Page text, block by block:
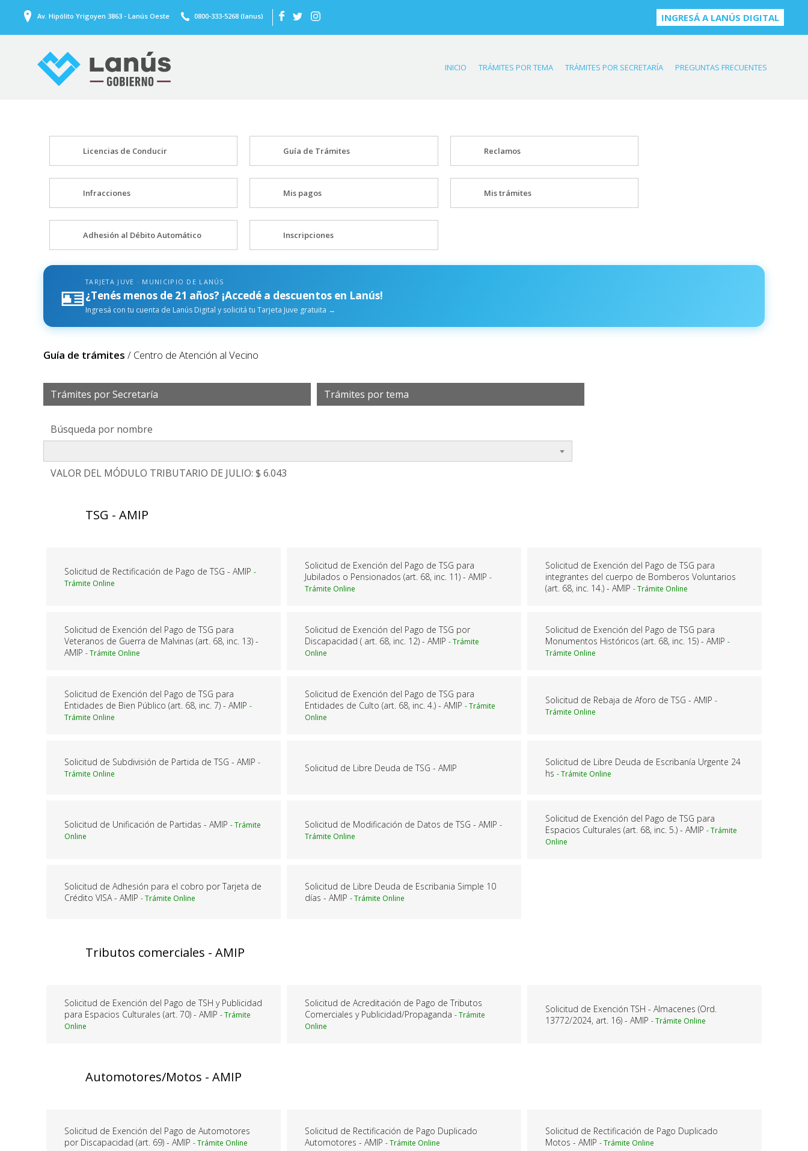
Av. Hipólito Yrigoyen 3863 - Lanús Oeste 0800-333-5268 (lanus) INGRESÁ A LANÚS DIGITAL
INICIO TRÁMITES POR TEMA TRÁMITES POR SECRETARÍA PREGUNTAS FRECUENTES
Licencias de Conducir Guía de Trámites Reclamos
Infracciones Mis pagos Mis trámites
Adhesión al Débito Automático Inscripciones
🪪TARJETA JUVE · MUNICIPIO DE LANÚS
¿Tenés menos de 21 años? ¡Accedé a descuentos en Lanús!
Ingresá con tu cuenta de Lanús Digital y solicitá tu Tarjeta Juve gratuita →
Guía de trámites / Centro de Atención al Vecino
Trámites por Secretaría Trámites por tema
Búsqueda por nombre
VALOR DEL MÓDULO TRIBUTARIO DE JULIO: $ 6.043
TSG - AMIP
Solicitud de Rectificación de Pago de TSG - AMIP
Solicitud de Exención del Pago de TSG para
Jubilados o Pensionados (art. 68, inc. 11) - AMIP
Solicitud de Exención del Pago de TSG para
integrantes del cuerpo de Bomberos Voluntarios
(art. 68, inc. 14.) - AMIP
Solicitud de Exención del Pago de TSG para
Veteranos de Guerra de Malvinas (art. 68, inc. 13) -
AMIP
Solicitud de Exención del Pago de TSG por
Discapacidad ( art. 68, inc. 12) - AMIP
Solicitud de Exención del Pago de TSG para
Monumentos Históricos (art. 68, inc. 15) - AMIP
Solicitud de Exención del Pago de TSG para
Entidades de Bien Público (art. 68, inc. 7) - AMIP
Solicitud de Exención del Pago de TSG para
Entidades de Culto (art. 68, inc. 4.) - AMIP
Solicitud de Rebaja de Aforo de TSG - AMIP
Solicitud de Subdivisión de Partida de TSG - AMIP Solicitud de Libre Deuda de TSG - AMIP
Solicitud de Libre Deuda de Escribanía Urgente 24
hs
Solicitud de Unificación de Partidas - AMIP Solicitud de Modificación de Datos de TSG - AMIP
Solicitud de Exención del Pago de TSG para
Espacios Culturales (art. 68, inc. 5.) - AMIP
Solicitud de Adhesión para el cobro por Tarjeta de
Crédito VISA - AMIP
Solicitud de Libre Deuda de Escribania Simple 10
días - AMIP
Tributos comerciales - AMIP
Solicitud de Exención del Pago de TSH y Publicidad
para Espacios Culturales (art. 70) - AMIP
Solicitud de Acreditación de Pago de Tributos
Comerciales y Publicidad/Propaganda
Solicitud de Exención TSH - Almacenes (Ord.
13772/2024, art. 16) - AMIP
Automotores/Motos - AMIP
Solicitud de Exención del Pago de Automotores
por Discapacidad (art. 69) - AMIP
Solicitud de Rectificación de Pago Duplicado
Automotores - AMIP
Solicitud de Rectificación de Pago Duplicado
Motos - AMIP